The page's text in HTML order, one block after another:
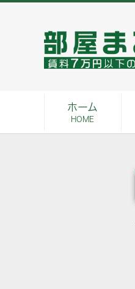
ホーム
HOME